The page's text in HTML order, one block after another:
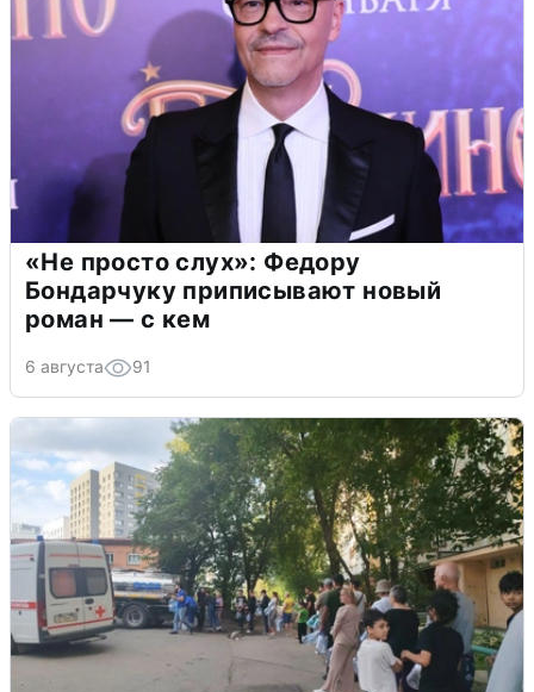
«Не просто слух»: Федору
Бондарчуку приписывают новый
роман — с кем
6 августа 91